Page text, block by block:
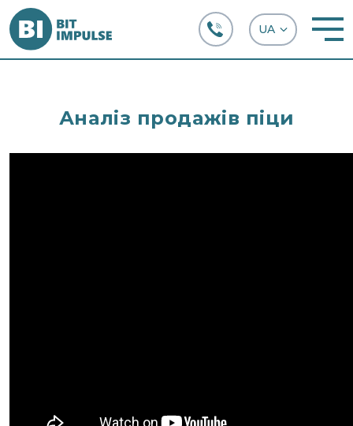
Аналіз продажів піци